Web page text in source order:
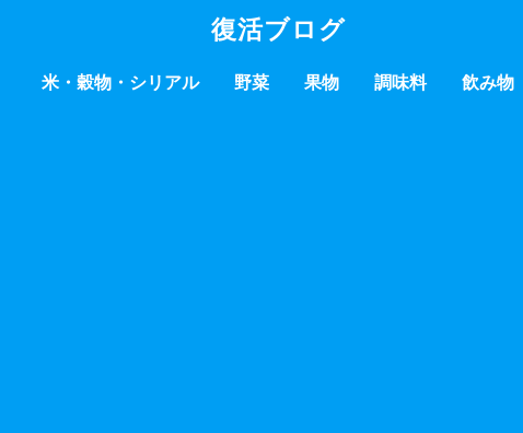
復活ブログ
米・穀物・シリアル 野菜 果物 調味料 飲み物